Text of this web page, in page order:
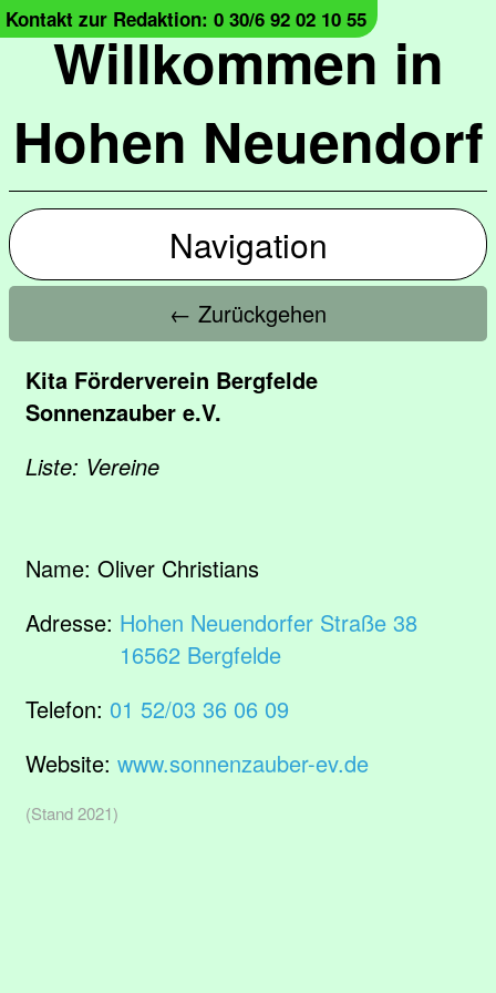
Willkommen in
Hohen Neuendorf
Kontakt zur Redaktion: 0 30/6 92 02 10 55
Navigation
← Zurückgehen
Kita Förderverein Bergfelde
Sonnenzauber e.V.
Liste: Vereine
Name: Oliver Christians
Adresse: Hohen Neuendorfer Straße 38
16562 Bergfelde
Telefon: 01 52/03 36 06 09
Website: www.sonnenzauber-ev.de
(Stand 2021)